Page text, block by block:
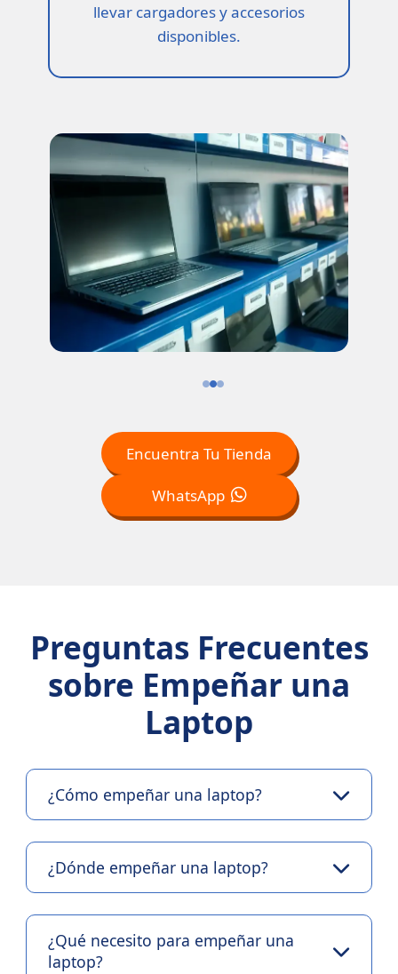
llevar cargadores y accesorios
disponibles.
Encuentra Tu Tienda
WhatsApp
Preguntas Frecuentes
sobre Empeñar una
Laptop
¿Cómo empeñar una laptop?
¿Dónde empeñar una laptop?
¿Qué necesito para empeñar una
laptop?